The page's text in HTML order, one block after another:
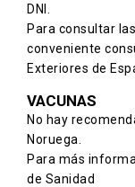
DNI.
Para consultar
conveniente
Exteriores de
VACUNAS
No hay
Noruega.
Para más
de Sanidad